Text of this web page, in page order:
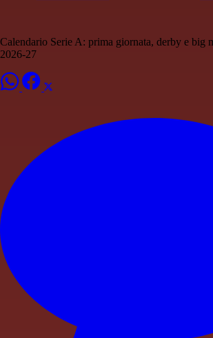
Calendario Serie A: prima giornata, derby e big
2026-27